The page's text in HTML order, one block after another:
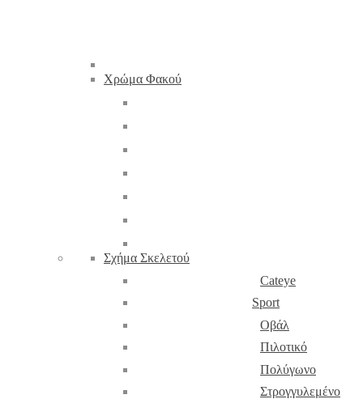
Χρώμα Φακού
Σχήμα Σκελετού
Cateye
Sport
Οβάλ
Πιλοτικό
Πολύγωνο
Στρογγυλεμένο